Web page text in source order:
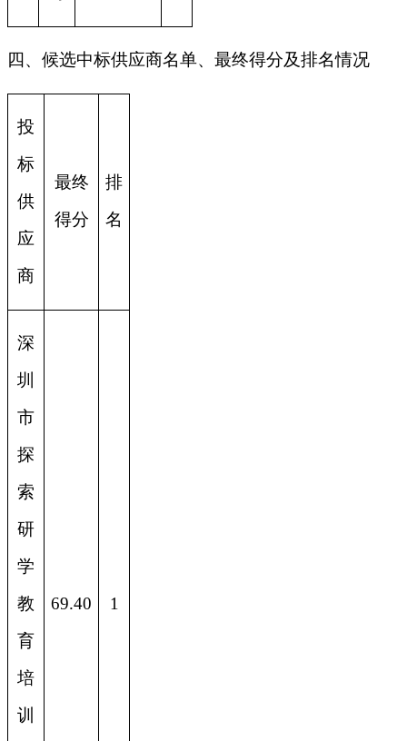
四、候选中标供应商名单、最终得分及排名情况
投
标
供
应
商
最终
得分
排
名
深
圳
市
探
索
研
学
教
育
培
训
69.40 1